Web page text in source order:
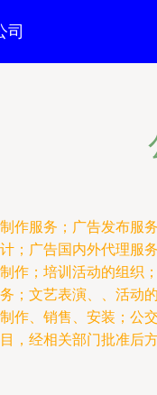
司
作服务；广告发布服
；广告国内外代理服
作；培训活动的组织
；文艺表演、、活动
作、销售、安装；公
，经相关部门批准后